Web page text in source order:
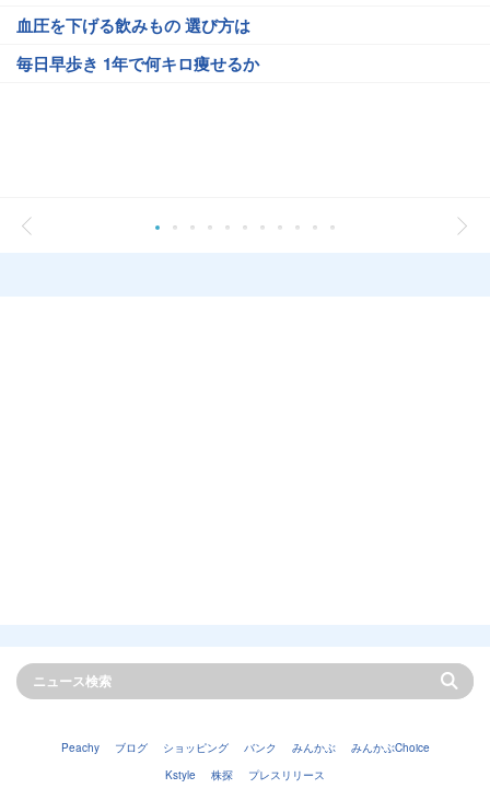
血圧を下げる飲みもの 選び方は
毎日早歩き 1年で何キロ痩せるか
Peachy ブログ ショッピング バンク みんかぶ
みんかぶChoice
Kstyle
株探 プレスリリース